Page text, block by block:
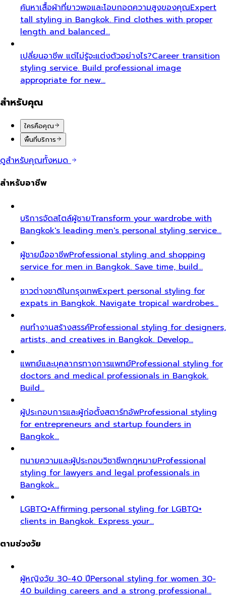
ค้นหาเสื้อผ้าที่ยาวพอและโอบกอดความสูงของคุณExpert
tall styling in Bangkok. Find clothes with proper
length and balanced…
เปลี่ยนอาชีพ แต่ไม่รู้จะแต่งตัวอย่างไร?Career transition
styling service. Build professional image
appropriate for new…
สำหรับคุณ
ใครคือคุณ
พื้นที่บริการ
ดูสำหรับคุณทั้งหมด
สำหรับอาชีพ
บริการจัดสไตล์ผู้ชายTransform your wardrobe with
Bangkok's leading men's personal styling service…
ผู้ชายมืออาชีพProfessional styling and shopping
service for men in Bangkok. Save time, build…
ชาวต่างชาติในกรุงเทพExpert personal styling for
expats in Bangkok. Navigate tropical wardrobes…
คนทำงานสร้างสรรค์Professional styling for designers,
artists, and creatives in Bangkok. Develop…
แพทย์และบุคลากรทางการแพทย์Professional styling for
doctors and medical professionals in Bangkok.
Build…
ผู้ประกอบการและผู้ก่อตั้งสตาร์ทอัพProfessional styling
for entrepreneurs and startup founders in
Bangkok…
ทนายความและผู้ประกอบวิชาชีพกฎหมายProfessional
styling for lawyers and legal professionals in
Bangkok…
LGBTQ+Affirming personal styling for LGBTQ+
clients in Bangkok. Express your…
ตามช่วงวัย
ผู้หญิงวัย 30-40 ปีPersonal styling for women 30-
40 building careers and a strong professional…